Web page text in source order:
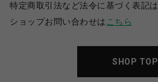
特定商取引法など法令に基づく表記は
ショップお問い合わせは こちら
SHOP TOP